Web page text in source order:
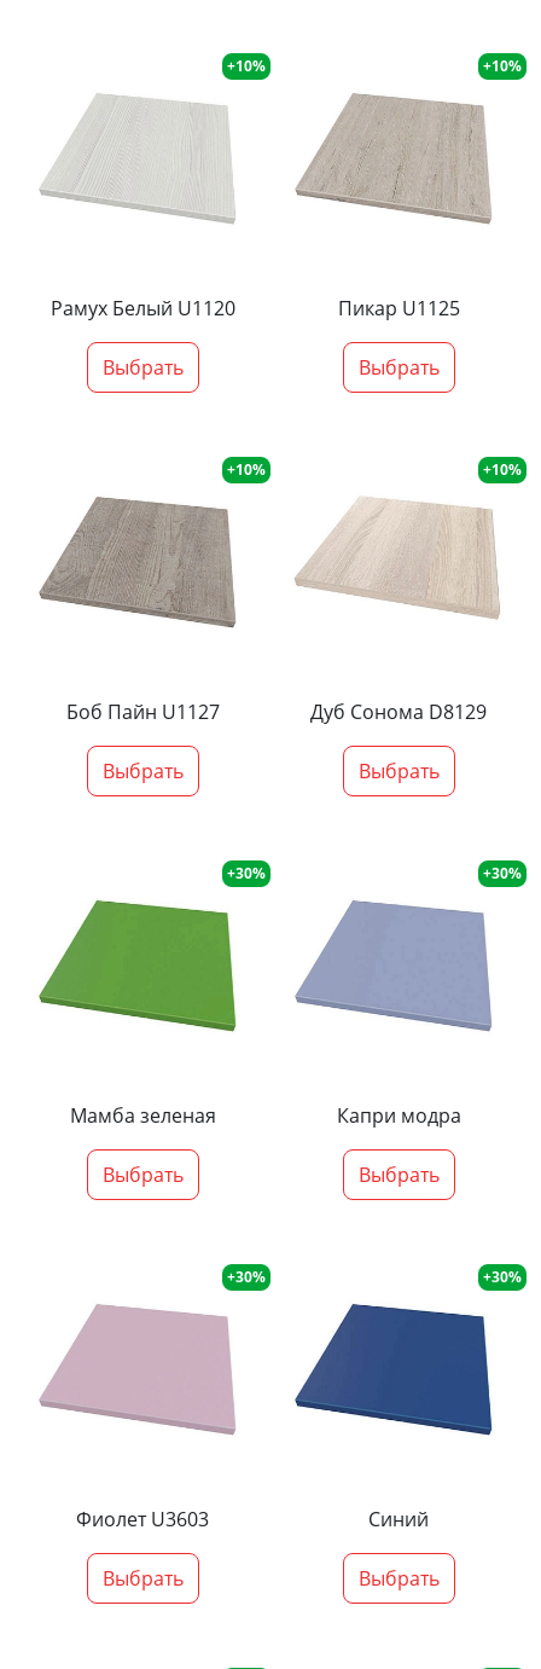
+10%
Рамух Белый U1120
Выбрать
+10%
Пикар U1125
Выбрать
+10%
Боб Пайн U1127
Выбрать
+10%
Дуб Сонома D8129
Выбрать
+30%
Мамба зеленая
Выбрать
+30%
Капри модра
Выбрать
+30%
Фиолет U3603
Выбрать
+30%
Синий
Выбрать